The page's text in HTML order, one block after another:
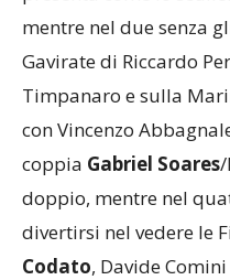
mentre nel due senza
Gavirate di Riccardo
Timpanaro e sulla
con Vincenzo
coppia Gabriel Soares/
doppio, mentre nel
divertirsi nel vedere le
Codato, Davide